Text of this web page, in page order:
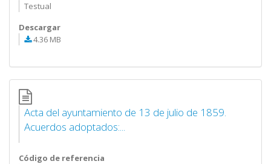
Testual
Descargar
4.36 MB
Acta del ayuntamiento de 13 de julio de 1859.
Acuerdos adoptados:...
Código de referencia